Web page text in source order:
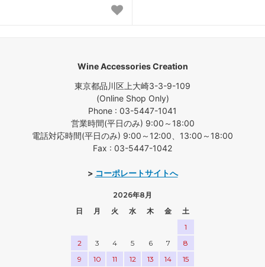
Wine Accessories Creation
東京都品川区上大崎3-3-9-109
(Online Shop Only)
Phone : 03-5447-1041
営業時間(平日のみ) 9:00～18:00
電話対応時間(平日のみ) 9:00～12:00、13:00～18:00
Fax : 03-5447-1042
> コーポレートサイトへ
2026年8月
日
月 火 水 木 金
土
1
2
3 4 5 6 7
8
9
10 11 12 13 14
15